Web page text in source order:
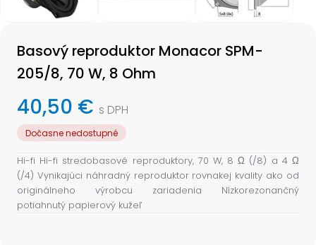
Basový reproduktor Monacor SPM-
205/8, 70 W, 8 Ohm
40,50 € s DPH
Dočasne nedostupné
Hi-fi Hi-fi stredobasové reproduktory, 70 W, 8 Ω (/8) a 4 Ω
(/4) Vynikajúci náhradný reproduktor rovnakej kvality ako od
originálneho výrobcu zariadenia Nízkorezonančný
potiahnutý papierový kužeľ